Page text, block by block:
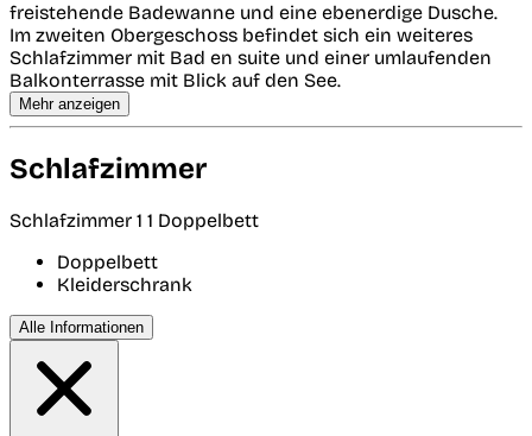
freistehende Badewanne und eine ebenerdige Dusche.
Im zweiten Obergeschoss befindet sich ein weiteres
Schlafzimmer mit Bad en suite und einer umlaufenden
Balkonterrasse mit Blick auf den See.
Mehr anzeigen
Schlafzimmer
Schlafzimmer 1 1 Doppelbett
Doppelbett
Kleiderschrank
Alle Informationen